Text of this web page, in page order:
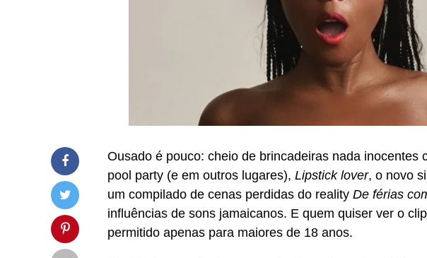
Ousado é pouco: cheio de brincadeiras nada inocentes
pool party (e em outros lugares), Lipstick lover, o novo
um compilado de cenas perdidas do reality De férias
influências de sons jamaicanos. E quem quiser ver o
permitido apenas para maiores de 18 anos.